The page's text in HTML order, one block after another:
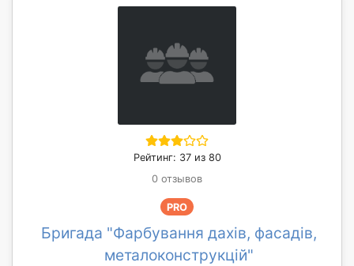
Рейтинг: 37 из 80
0 отзывов
PRO
Бригада "Фарбування дахів, фасадів,
металоконструкцій"